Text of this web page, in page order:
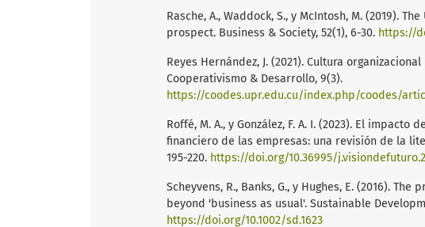
Rasche, A., Waddock, S., y McIntosh, M. (2019).
prospect. Business & Society, 52(1), 6-30. https://
Reyes Hernández, J. (2021). Cultura
Cooperativismo & Desarrollo, 9(3).
https://coodes.upr.edu.cu/index.php/coodes/
Roffé, M. A., y González, F. A. I. (2023). El
financiero de las empresas: una revisión de la
195-220. https://doi.org/10.36995/
Scheyvens, R., Banks, G., y Hughes, E. (2016).
beyond 'business as usual'. Sustainable
https://doi.org/10.1002/sd.1623